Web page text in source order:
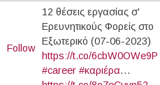
Follow
12 θέσεις εργασίας σ'
Ερευνητικούς Φορείς στο
Εξωτερικό (07-06-2023)
https://t.co/6cbW0OWe9P
#career #καριέρα…